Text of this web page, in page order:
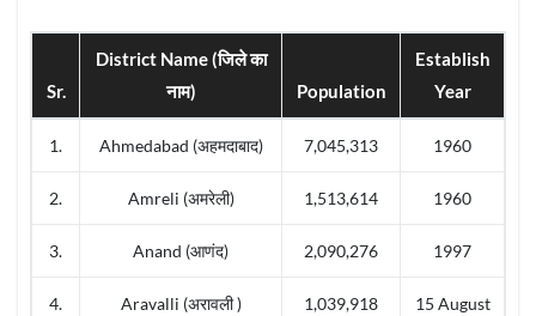
Sr.
District Name (जिले का
नाम)
Population
Establish
Year
1. Ahmedabad (अहमदाबाद) 7,045,313 1960
2. Amreli (अमरेली) 1,513,614 1960
3. Anand (आणंद) 2,090,276 1997
4. Aravalli (अरावली ) 1,039,918
15 August